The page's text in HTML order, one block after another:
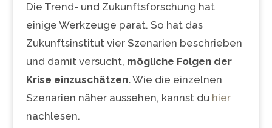
Die Trend- und Zukunftsforschung hat
einige Werkzeuge parat. So hat das
Zukunftsinstitut vier Szenarien beschrieben
und damit versucht, mögliche Folgen der
Krise einzuschätzen.Wie die einzelnen
Szenarien näher aussehen, kannst du hier
nachlesen.